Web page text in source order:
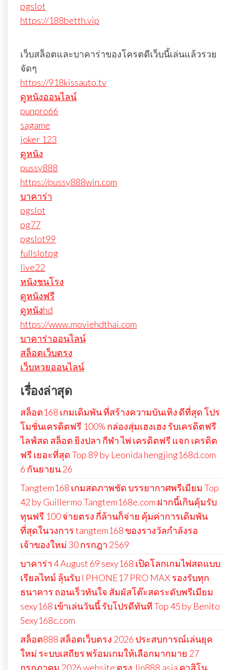
pgslot
https://188betth.vip
เว็บสล็อตและบาคาร่าของโครตดีเว็บนี้เล่นแล้วรวย
จัดๆ
https://918kissauto.tv
ดูหนังออนไลน์
punpro66
sagame
joker 123
ดูหนัง
pussy888
https://pussy888win.com
บาคาร่า
pgslot
pg77
pgslot99
fullslotpg
live22
หนังชนโรง
ดูหนังฟรี
ดูหนังhd
https://www.moviehdthai.com
บาคาร่าออนไลน์
สล็อตเว็บตรง
เว็บหวยออนไลน์
เรื่องล่าสุด
สล็อต168 เกมเดิมพัน ที่สร้างความบันเทิง ดีที่สุด โปร
โมชั่นเครดิตฟรี 100% กล่องสุ่มเฮงเฮง รับเครดิตฟรี
ไลฟ์สด สล็อต ยิงปลา กีฬา ไพ่ เครดิตฟรี แจก เครดิต
ฟรี เยอะที่สุด Top 89 by Leonida hengjing168d.com
6 กันยายน 26
Tangtem168 เกมสดภาพชัด บรรยากาศพรีเมียม Top
42 by Guillermo Tangtem168e.com ฝากนี้เกินคุ้มรับ
ทุนฟรี 100 จ่ายตรง กี่ล้านก็จ่าย คุ้มค่าการเดิมพัน
ที่สุดในวงการ tangtem168 ของรางวัลกำลังรอ
เจ้าของใหม่ 30 กรกฎา 2569
บาคาร่า 4 August 69 sexy168 เปิดโลกเกมไพ่สดแบบ
เรียลไทม์ ลุ้นรับ I PHONE17 PRO MAX รองรับทุก
ธนาคาร ถอนเร็วทันใจ สัมผัสโต๊ะสดระดับพรีเมียม
sexy168 เข้าเล่นวันนี้ รับโปรดีทันที Top 45 by Benito
Sexy168c.com
สล็อต888 สล็อตเว็บตรง 2026 ประสบการณ์เล่นยุค
ใหม่ ระบบเสถียร พร้อมเกมให้เลือกมากมาย 27
กรกฎาคม 2026 website ตรง Jin888.asia คาสิโน